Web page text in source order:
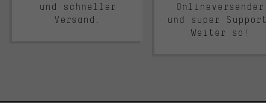
und schneller
Versand.
Onlineversender
und super
Weiter so!